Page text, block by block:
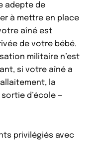
adepte de
à mettre en place
aîné est
de votre bébé.
militaire n’est
si votre aîné a
la
d’école —
privilégiés avec